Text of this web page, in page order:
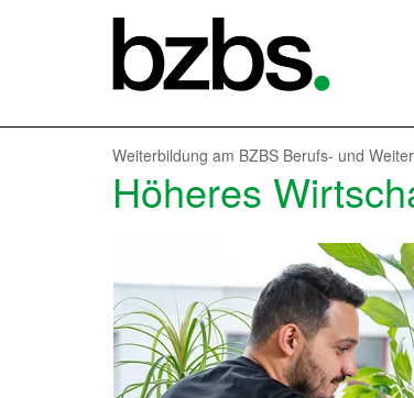
Weiterbildung am BZBS Berufs- und
Höheres